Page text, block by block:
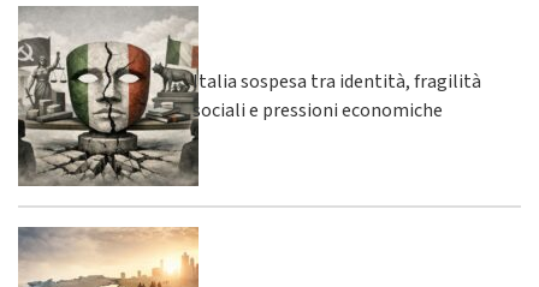
Italia sospesa tra identità, fragilità
sociali e pressioni economiche